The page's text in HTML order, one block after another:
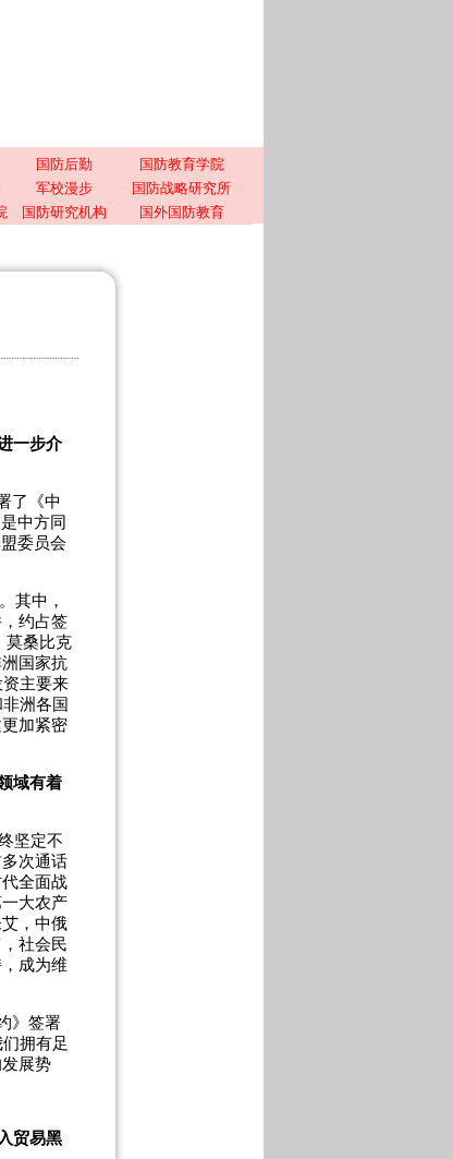
国防后勤
国防教育学院
军校漫步
国防战略研究所
国防研究机构 国外国防教育
一步介
了《中
中方同
委员会
其中，
约占签
莫桑比克
国家抗
主要来
洲各国
加紧密
域有着
坚定不
次通话
全面战
大农产
，中俄
社会民
成为维
》签署
拥有足
展势
贸易黑